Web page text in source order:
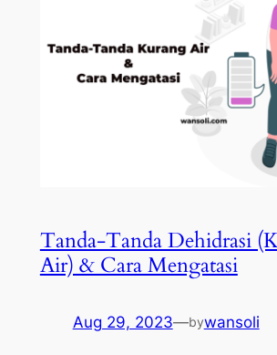
Tanda-Tanda Dehidrasi
Air) & Cara Mengatasi
Aug 29, 2023—bywansoli